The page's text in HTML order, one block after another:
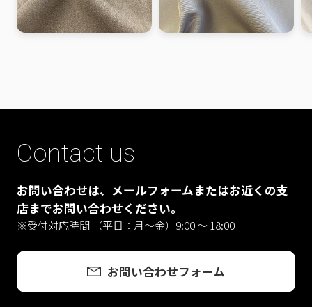
Contact us
お問い合わせは、メールフォームまたはお近くの支
店までお問い合わせください。
※受付対応時間 （平日：月〜金）9:00 ～ 18:00
お問い合わせフォーム